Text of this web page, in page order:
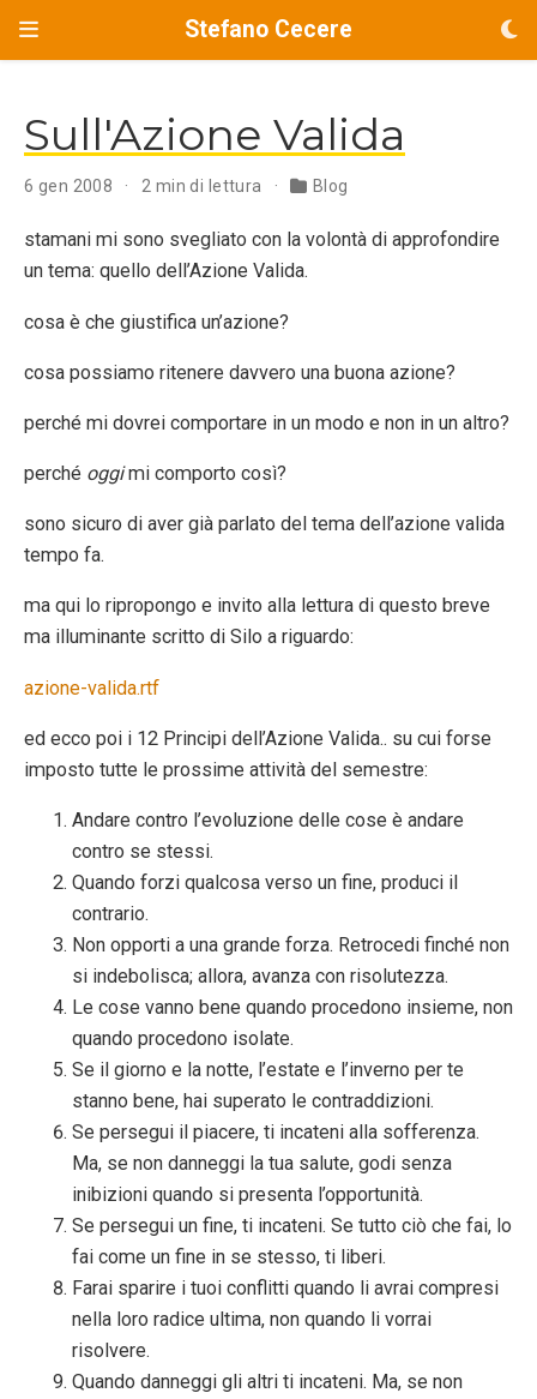
Stefano Cecere
Sull'Azione Valida
6 gen 2008 2 min di lettura Blog
stamani mi sono svegliato con la volontà di approfondire
un tema: quello dell’Azione Valida.
cosa è che giustifica un’azione?
cosa possiamo ritenere davvero una buona azione?
perché mi dovrei comportare in un modo e non in un altro?
perché oggimi comporto così?
sono sicuro di aver già parlato del tema dell’azione valida
tempo fa.
ma qui lo ripropongo e invito alla lettura di questo breve
ma illuminante scritto di Silo a riguardo:
azione-valida.rtf
ed ecco poi i 12 Principi dell’Azione Valida.. su cui forse
imposto tutte le prossime attività del semestre:
Andare contro l’evoluzione delle cose è andare
contro se stessi.
Quando forzi qualcosa verso un fine, produci il
contrario.
Non opporti a una grande forza. Retrocedi finché non
si indebolisca; allora, avanza con risolutezza.
Le cose vanno bene quando procedono insieme, non
quando procedono isolate.
Se il giorno e la notte, l’estate e l’inverno per te
stanno bene, hai superato le contraddizioni.
Se persegui il piacere, ti incateni alla sofferenza.
Ma, se non danneggi la tua salute, godi senza
inibizioni quando si presenta l’opportunità.
Se persegui un fine, ti incateni. Se tutto ciò che fai, lo
fai come un fine in se stesso, ti liberi.
Farai sparire i tuoi conflitti quando li avrai compresi
nella loro radice ultima, non quando li vorrai
risolvere.
Quando danneggi gli altri ti incateni. Ma, se non